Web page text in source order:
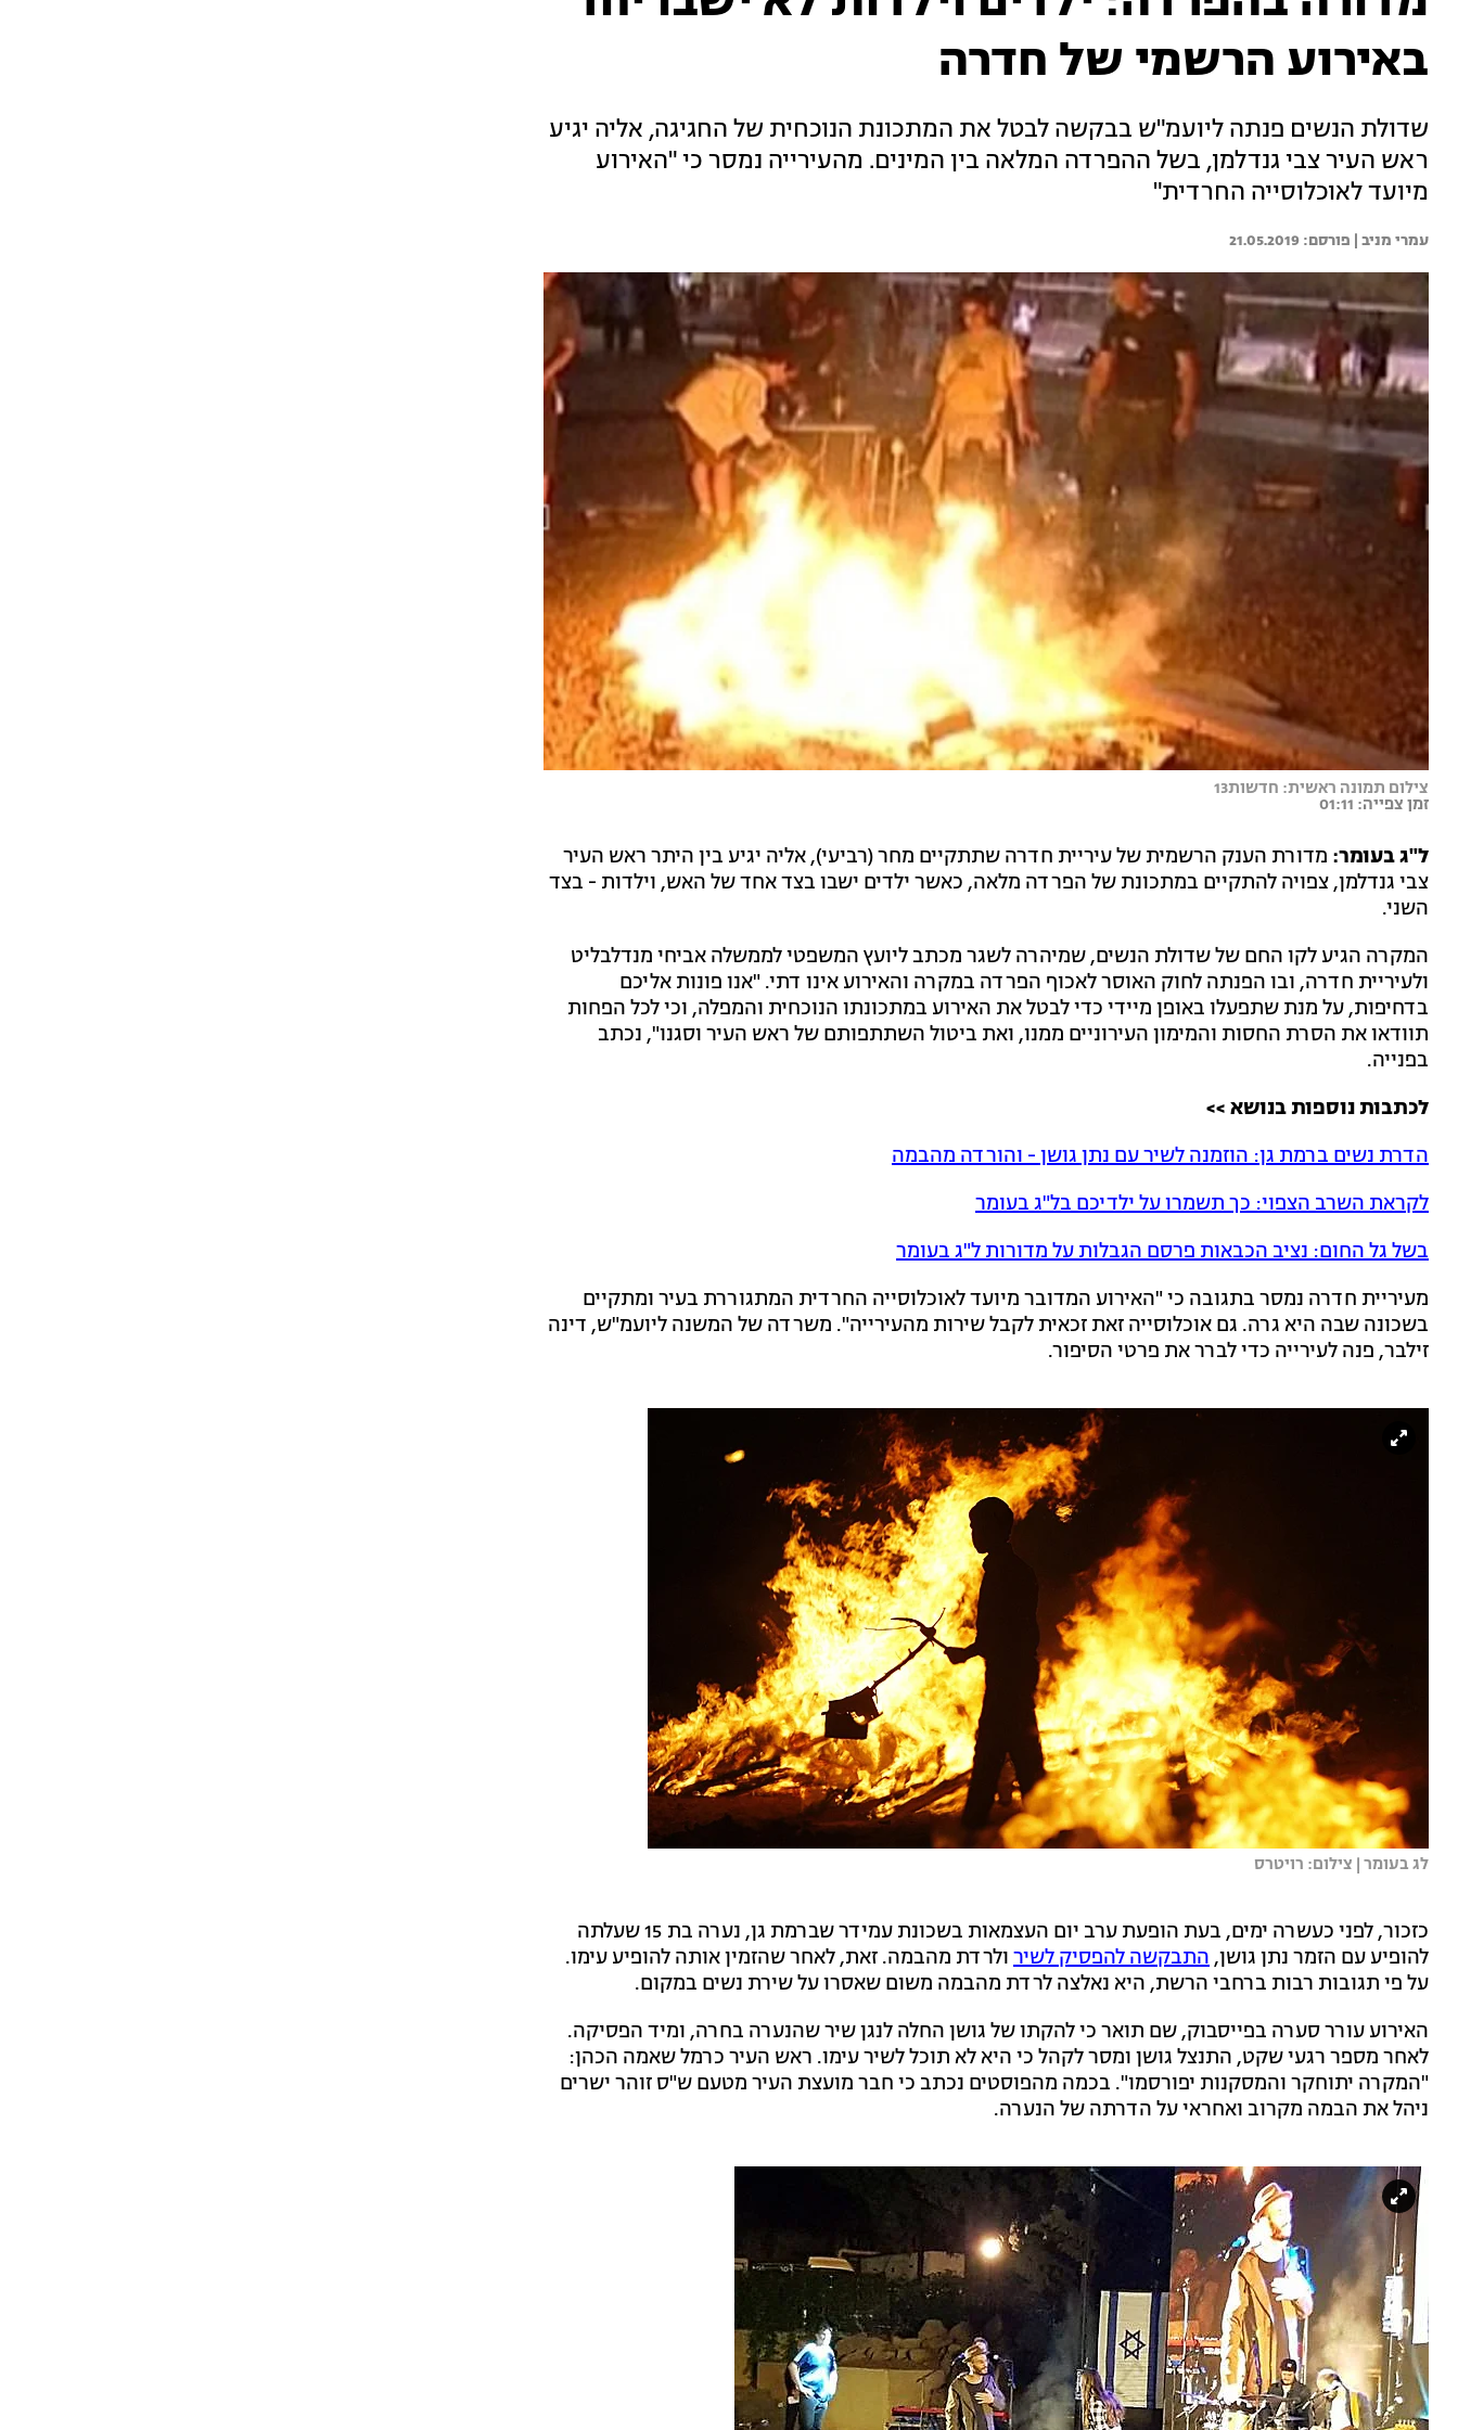
באירוע הרשמי של חדרה
שדולת הנשים פנתה ליועמ"ש בבקשה לבטל את המתכונת הנוכחית של החגיגה, אליה יגיע
ראש העיר צבי גנדלמן, בשל ההפרדה המלאה בין המינים. מהעירייה נמסר כי "האירוע
מיועד לאוכלוסייה החרדית"
עמרי מניב | 21.05.2019
צילום תמונה ראשית: חדשות13
זמן צפייה: 01:11
ל"ג בעומר: מדורת הענק הרשמית של עיריית חדרה שתתקיים מחר (רביעי), אליה יגיע בין היתר ראש העיר
צבי גנדלמן, צפויה להתקיים במתכונת של הפרדה מלאה, כאשר ילדים ישבו בצד אחד של האש, וילדות - בצד
השני.
המקרה הגיע לקו החם של שדולת הנשים, שמיהרה לשגר מכתב ליועץ המשפטי לממשלה אביחי מנדלבליט
ולעיריית חדרה, ובו הפנתה לחוק האוסר לאכוף הפרדה במקרה והאירוע אינו דתי. "אנו פונות אליכם
בדחיפות, על מנת שתפעלו באופן מיידי כדי לבטל את האירוע במתכונתו הנוכחית והמפלה, וכי לכל הפחות
תוודאו את הסרת החסות והמימון העירוניים ממנו, ואת ביטול השתתפותם של ראש העיר וסגנו", נכתב
בפנייה.
לכתבות נוספות בנושא >>
הדרת נשים ברמת גן: הוזמנה לשיר עם נתן גושן - והורדה מהבמה
לקראת השרב הצפוי: כך תשמרו על ילדיכם בל"ג בעומר
בשל גל החום: נציב הכבאות פרסם הגבלות על מדורות ל"ג בעומר
מעיריית חדרה נמסר בתגובה כי "האירוע המדובר מיועד לאוכלוסייה החרדית המתגוררת בעיר ומתקיים
בשכונה שבה היא גרה. גם אוכלוסייה זאת זכאית לקבל שירות מהעירייה". משרדה של המשנה ליועמ"ש, דינה
זילבר, פנה לעירייה כדי לברר את פרטי הסיפור.
לג בעומר | צילום: רויטרס
כזכור, לפני כעשרה ימים, בעת הופעת ערב יום העצמאות בשכונת עמידר שברמת גן, נערה בת 15 שעלתה
להופיע עם הזמר נתן גושן,התבקשה להפסיק לשיר ולרדת מהבמה. זאת, לאחר שהזמין אותה להופיע עימו.
על פי תגובות רבות ברחבי הרשת, היא נאלצה לרדת מהבמה משום שאסרו על שירת נשים במקום.
האירוע עורר סערה בפייסבוק, שם תואר כי להקתו של גושן החלה לנגן שיר שהנערה בחרה, ומיד הפסיקה.
לאחר מספר רגעי שקט, התנצל גושן ומסר לקהל כי היא לא תוכל לשיר עימו. ראש העיר כרמל שאמה הכהן:
"המקרה יתוחקר והמסקנות יפורסמו". בכמה מהפוסטים נכתב כי חבר מועצת העיר מטעם ש"ס זוהר ישרים
ניהל את הבמה מקרוב ואחראי על הדרתה של הנערה.